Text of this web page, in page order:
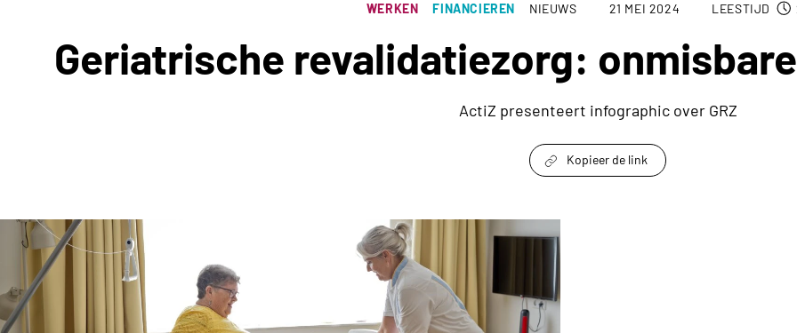
WERKEN FINANCIEREN NIEUWS 21 MEI 2024 LEESTIJD
Geriatrische revalidatiezorg:
ActiZ presenteert infographic over GRZ
Kopieer de link
Geriatrische revalidatiezorg: onmisbare schakel in de zorg keyvisual